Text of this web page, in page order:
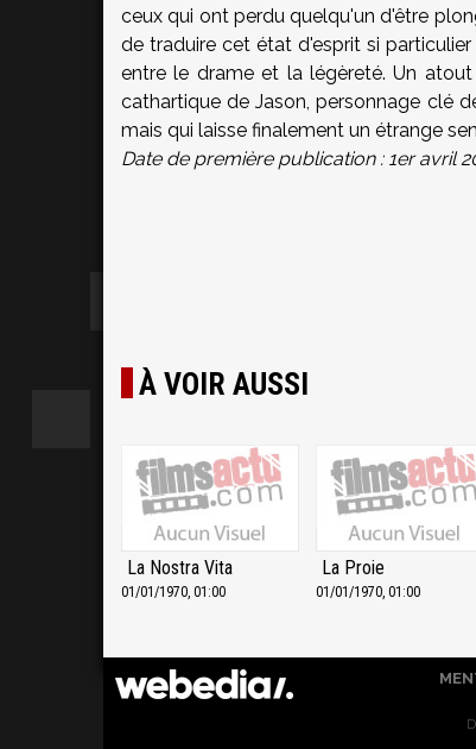
ceux qui ont perdu quelqu'un d'être
de traduire cet état d'esprit si
entre le drame et la légèreté. Un
cathartique de Jason, personnage clé
mais qui laisse finalement un étrange
Date de première publication : 1er avril
À VOIR AUSSI
La Nostra Vita
01/01/1970, 01:00
La Proie
01/01/1970, 01:00